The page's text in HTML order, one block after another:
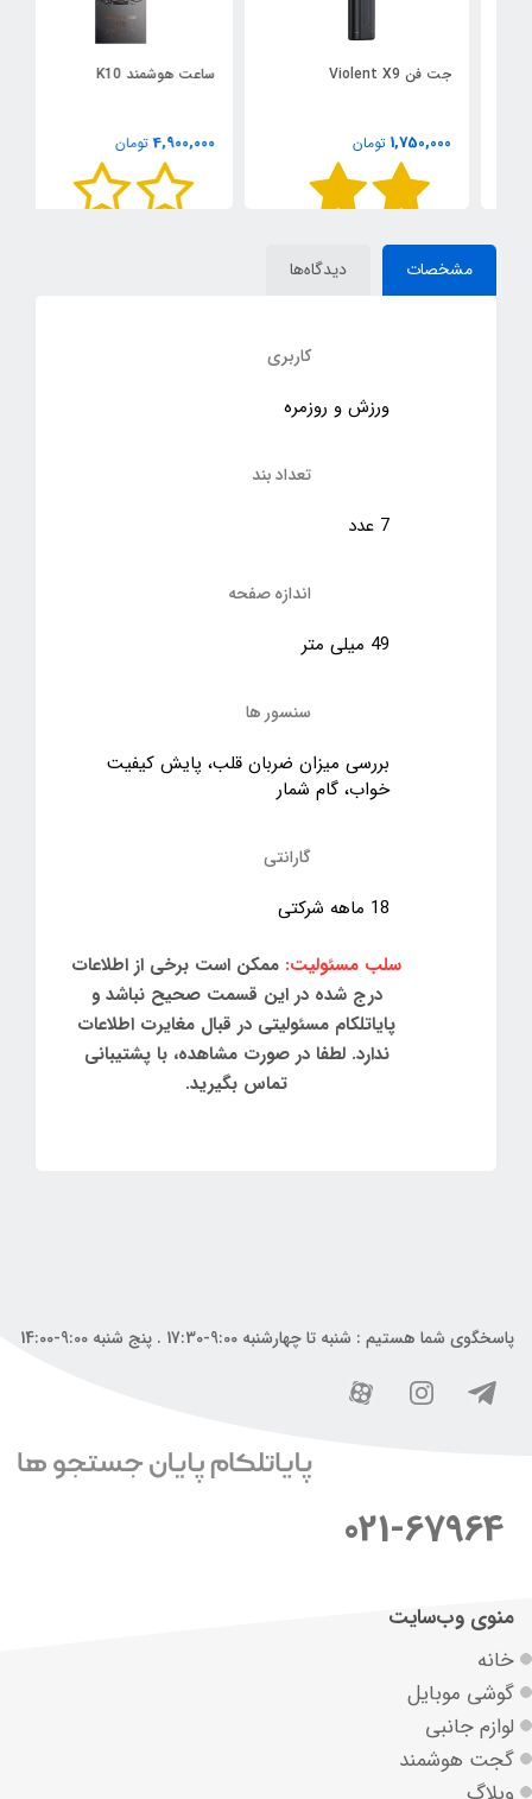
جت فن Violent X9
1,750,000 تومان
ساعت هوشمند K10
4,900,000 تومان
مشخصات دیدگاه‌ها
کاربری
ورزش و روزمره
تعداد بند
7 عدد
اندازه صفحه
49 میلی متر
سنسور ها
بررسی میزان ضربان قلب، پایش کیفیت
خواب، گام شمار
گارانتی
18 ماهه شرکتی
سلب مسئولیت: ممکن است برخی از اطلاعات
درج شده در این قسمت صحیح نباشد و
پایاتلکام مسئولیتی در قبال مغایرت اطلاعات
ندارد. لطفا در صورت مشاهده، با پشتیبانی
تماس بگیرید.
پاسخگوی شما هستیم : شنبه تا چهارشنبه 9:00-17:30 . پنج شنبه 9:00-14:00
021-67964
منوی وب‌سایت
خانه
گوشی موبایل
لوازم جانبی
گجت هوشمند